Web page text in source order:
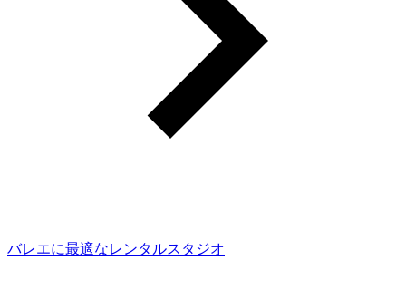
バレエに最適なレンタルスタジオ